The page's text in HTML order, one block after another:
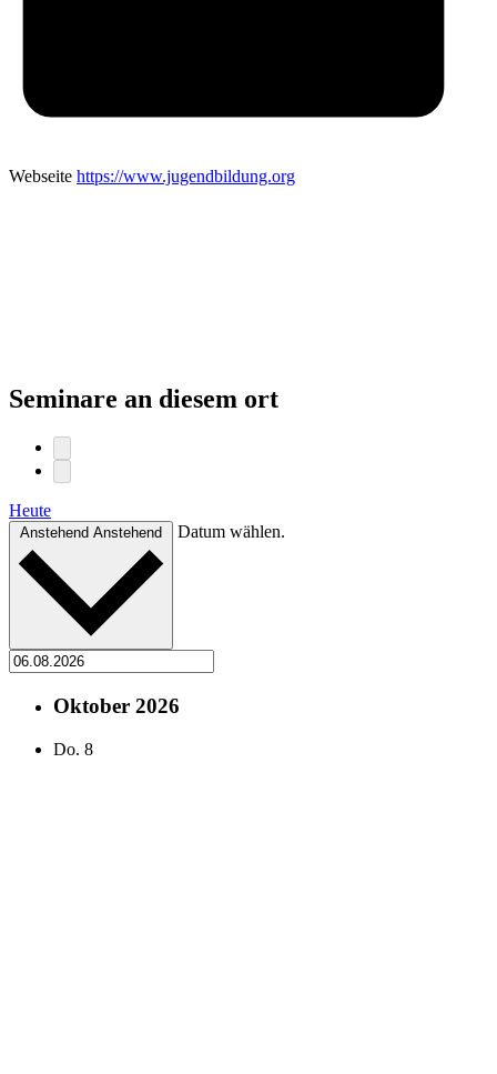
Webseite https://www.jugendbildung.org
Seminare an diesem ort
Heute
Anstehend Anstehend Datum wählen.
Oktober 2026
Do. 8